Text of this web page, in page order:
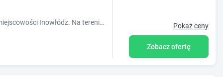
Obiekt Bar Sandacz usytuowany jest w miejscowości Inowłódz. Na terenie obiektu znajduje się prywatny parking. W każdej opcji zakwaterowania znajd Pokaż ceny
Zobacz ofertę